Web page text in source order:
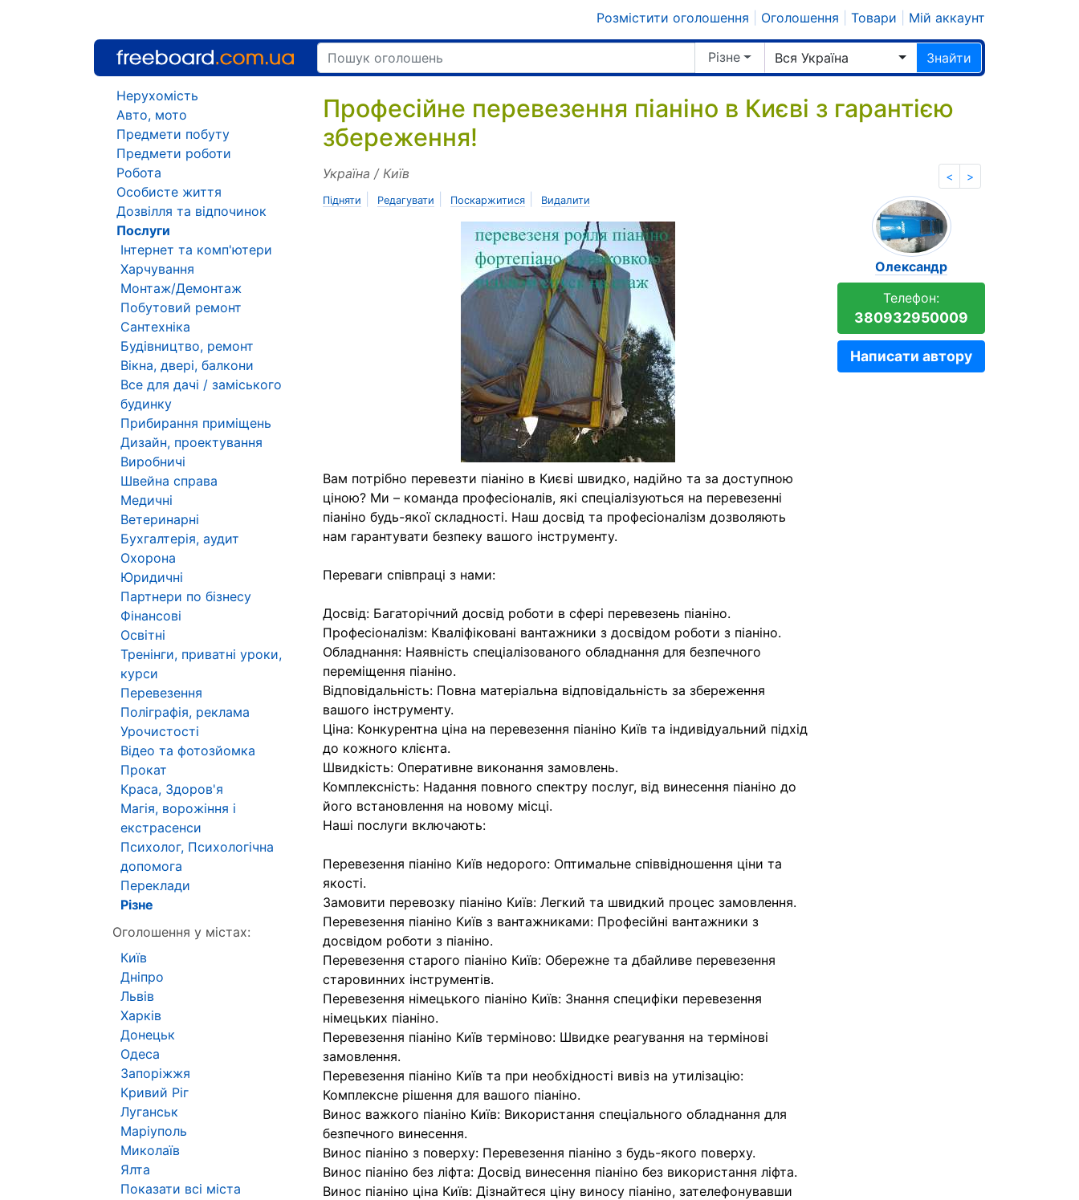
Розмістити оголошення Оголошення Товари Мій аккаунт
Різне Вся Україна Знайти
Професійне перевезення піаніно в Києві з гарантією
збереження!
< >
Україна / Київ
Підняти Редагувати Поскаржитися Видалити
Вам потрібно перевезти піаніно в Києві швидко, надійно та за доступною
ціною? Ми – команда професіоналів, які спеціалізуються на перевезенні
піаніно будь-якої складності. Наш досвід та професіоналізм дозволяють
нам гарантувати безпеку вашого інструменту.
Переваги співпраці з нами:
Досвід: Багаторічний досвід роботи в сфері перевезень піаніно.
Професіоналізм: Кваліфіковані вантажники з досвідом роботи з піаніно.
Обладнання: Наявність спеціалізованого обладнання для безпечного
переміщення піаніно.
Відповідальність: Повна матеріальна відповідальність за збереження
вашого інструменту.
Ціна: Конкурентна ціна на перевезення піаніно Київ та індивідуальний підхід
до кожного клієнта.
Швидкість: Оперативне виконання замовлень.
Комплексність: Надання повного спектру послуг, від винесення піаніно до
його встановлення на новому місці.
Наші послуги включають:
Перевезення піаніно Київ недорого: Оптимальне співвідношення ціни та
якості.
Замовити перевозку піаніно Київ: Легкий та швидкий процес замовлення.
Перевезення піаніно Київ з вантажниками: Професійні вантажники з
досвідом роботи з піаніно.
Перевезення старого піаніно Київ: Обережне та дбайливе перевезення
старовинних інструментів.
Перевезення німецького піаніно Київ: Знання специфіки перевезення
німецьких піаніно.
Перевезення піаніно Київ терміново: Швидке реагування на термінові
замовлення.
Перевезення піаніно Київ та при необхідності вивіз на утилізацію:
Комплексне рішення для вашого піаніно.
Винос важкого піаніно Київ: Використання спеціального обладнання для
безпечного винесення.
Винос піаніно з поверху: Перевезення піаніно з будь-якого поверху.
Винос піаніно без ліфта: Досвід винесення піаніно без використання ліфта.
Винос піаніно ціна Київ: Дізнайтеся ціну виносу піаніно, зателефонувавши
Олександр
Телефон:
380932950009
Написати автору
Нерухомість
Авто, мото
Предмети побуту
Предмети роботи
Робота
Особисте життя
Дозвілля та відпочинок
Послуги
Інтернет та комп'ютери
Харчування
Монтаж/Демонтаж
Побутовий ремонт
Сантехніка
Будівництво, ремонт
Вікна, двері, балкони
Все для дачі / заміського
будинку
Прибирання приміщень
Дизайн, проектування
Виробничі
Швейна справа
Медичні
Ветеринарні
Бухгалтерія, аудит
Охорона
Юридичні
Партнери по бізнесу
Фінансові
Освітні
Тренінги, приватні уроки,
курси
Перевезення
Поліграфія, реклама
Урочистості
Відео та фотозйомка
Прокат
Краса, Здоров'я
Магія, ворожіння і
екстрасенси
Психолог, Психологічна
допомога
Переклади
Різне
Оголошення у містах:
Київ
Дніпро
Львів
Харків
Донецьк
Одеса
Запоріжжя
Кривий Ріг
Луганськ
Маріуполь
Миколаїв
Ялта
Показати всі міста